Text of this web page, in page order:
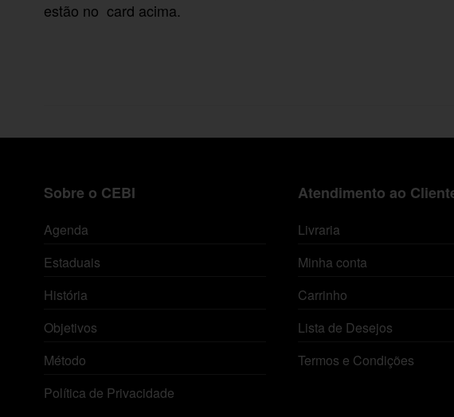
estão no card acima.
Sobre o CEBI
Agenda
Estaduais
História
Objetivos
Método
Política de Privacidade
Atendimento ao
Livraria
Minha conta
Carrinho
Lista de Desejos
Termos e Condições